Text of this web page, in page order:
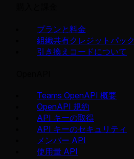
プランと料金
組織共有クレジットパック
引き換えコードについて
Teams OpenAPI 概要
OpenAPI 規約
API キーの取得
API キーのセキュリティ
メンバー API
使用量 API